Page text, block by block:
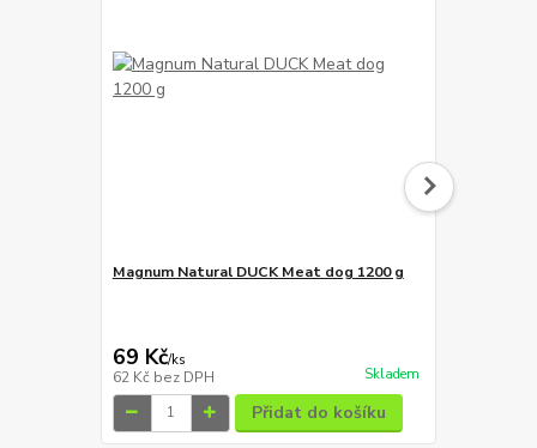
Magnum Natural DUCK Meat dog 1200 g
69 Kč/ks
62 Kč bez DPH Skladem
Přidat do košíku